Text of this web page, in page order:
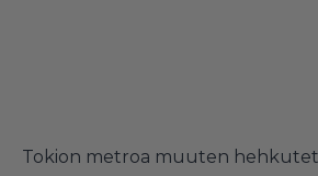
Tokion metroa muuten